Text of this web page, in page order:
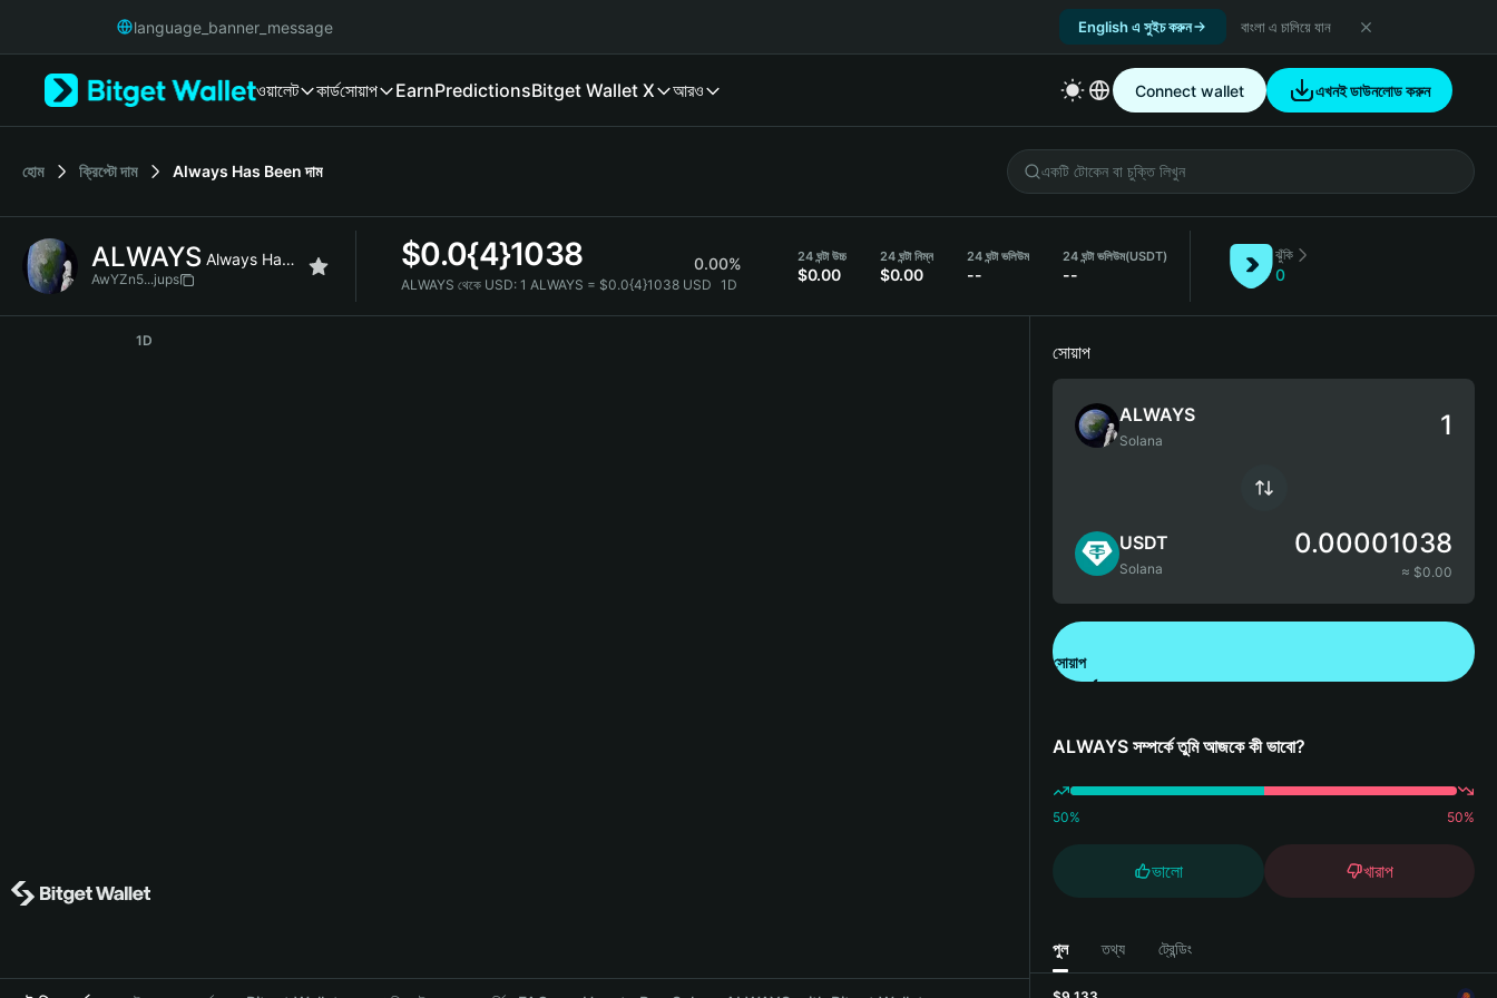
Русский
Italiano
简体中文
繁體中文
Bahasa Indonesia
language_banner_message English এ সুইচ করুন বাংলা এ চালিয়ে যান
ওয়ালেট কার্ডসোয়াপ EarnPredictionsBitget Wallet X আরও Connect wallet এখনই ডাউনলোড করুন
হোম ক্রিপ্টো দাম Always Has Been দাম
ALWAYS Always Has Been
AwYZn5...jups
$0.0{4}1038 0.00%
ALWAYS থেকে USD: 1 ALWAYS = $0.0{4}1038 USD 1D
24 ঘন্টা উচ্চ
$0.00
24 ঘন্টা নিম্ন
$0.00
24 ঘন্টা ভলিউম
--
24 ঘন্টা ভলিউম(USDT)
--
ঝুঁকি
0
1D
সোয়াপ
ALWAYS
Solana
USDT
Solana
0.00001038
≈ $0.00
সোয়াপ
ALWAYS সম্পর্কে তুমি আজকে কী ভাবো?
50% 50%
ভালো খারাপ
পুল তথ্য ট্রেন্ডিং